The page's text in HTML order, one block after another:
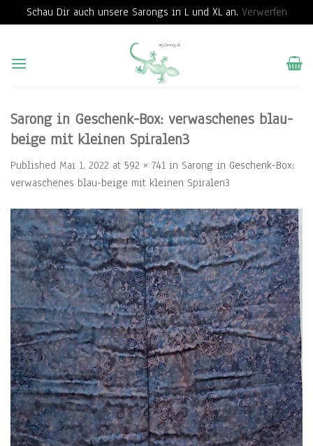
Schau Dir auch unsere Sarongs in L und XL an. Verwerfen
content
Sarong in Geschenk-Box: verwaschenes blau-
beige mit kleinen Spiralen3
Published Mai 1, 2022 at 592 × 741 in Sarong in Geschenk-Box:
verwaschenes blau-beige mit kleinen Spiralen3